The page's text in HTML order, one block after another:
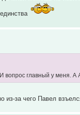
вопрос главный у меня.
за чего Павел